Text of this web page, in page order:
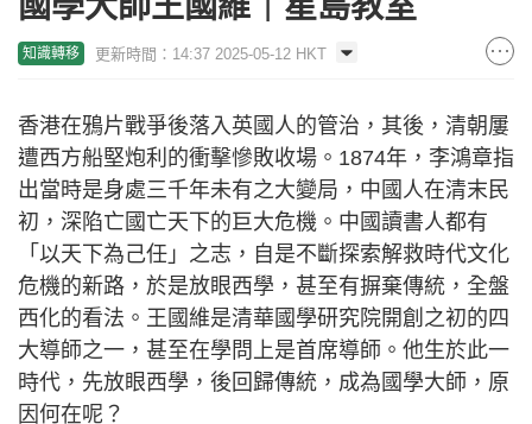
知識轉移 更新時間：14:37 2025-05-12 HKT
香港在鴉片戰爭後落入英國人的管治，其後，清朝屢
遭西方船堅炮利的衝擊慘敗收場。1874年，李鴻章指
出當時是身處三千年未有之大變局，中國人在清末民
初，深陷亡國亡天下的巨大危機。中國讀書人都有
「以天下為己任」之志，自是不斷探索解救時代文化
危機的新路，於是放眼西學，甚至有摒棄傳統，全盤
西化的看法。王國維是清華國學研究院開創之初的四
大導師之一，甚至在學問上是首席導師。他生於此一
時代，先放眼西學，後回歸傳統，成為國學大師，原
因何在呢？